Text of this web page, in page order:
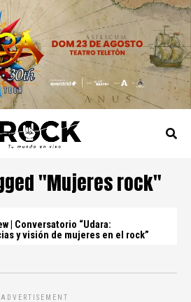
"Mujeres rock"
| Conversatorio “Udara:
y visión de mujeres en el rock”
ADVERTISEMENT